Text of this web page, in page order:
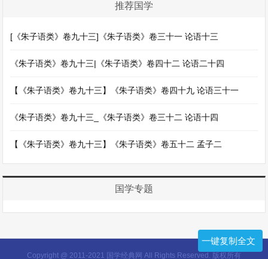
推荐国学
[《朱子语类》卷九十三]《朱子语类》卷三十一 论语十三
《朱子语类》卷九十三|《朱子语类》卷四十二 论语二十四
【《朱子语类》卷九十三】《朱子语类》卷四十九 论语三十一
《朱子语类》卷九十三_《朱子语类》卷三十二 论语十四
【《朱子语类》卷九十三】《朱子语类》卷五十二 孟子二
国学专题
Copyright @ 2011-2021 国学经典网 All Rights Reserved. 版权所有
一键复制全文